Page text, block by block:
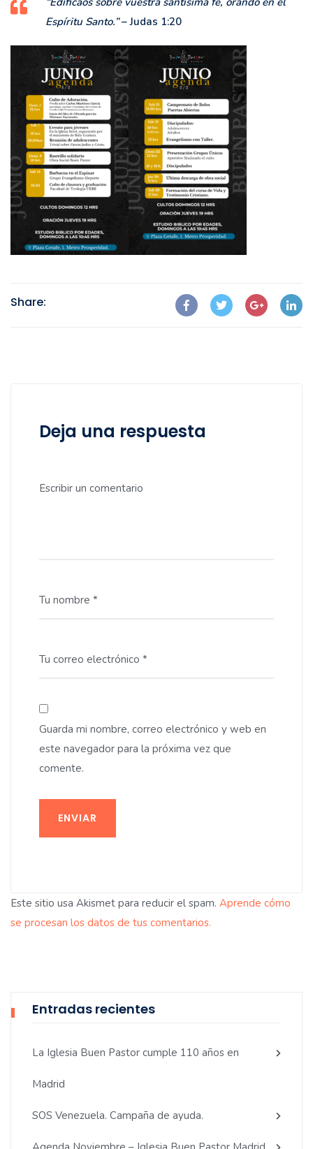
Espíritu Santo.”– Judas 1:20
Share:
Deja una respuesta
Escribir un comentario
Tu nombre *
Tu correo electrónico *
Guarda mi nombre, correo electrónico y web en
este navegador para la próxima vez que
comente.
ENVIAR
Este sitio usa Akismet para reducir el spam. Aprende cómo
se procesan los datos de tus comentarios.
Entradas recientes
La Iglesia Buen Pastor cumple 110 años en
Madrid
SOS Venezuela. Campaña de ayuda.